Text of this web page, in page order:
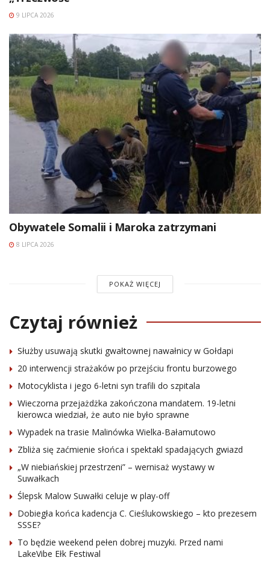
9 LIPCA 2026
Obywatele Somalii i Maroka zatrzymani
8 LIPCA 2026
POKAŻ WIĘCEJ
Czytaj również
Służby usuwają skutki gwałtownej nawałnicy w Gołdapi
20 interwencji strażaków po przejściu frontu burzowego
Motocyklista i jego 6-letni syn trafili do szpitala
Wieczorna przejażdżka zakończona mandatem. 19-letni
kierowca wiedział, że auto nie było sprawne
Wypadek na trasie Malinówka Wielka-Bałamutowo
Zbliża się zaćmienie słońca i spektakl spadających gwiazd
„W niebiańskiej przestrzeni” – wernisaż wystawy w
Suwałkach
Ślepsk Malow Suwałki celuje w play-off
Dobiegła końca kadencja C. Cieślukowskiego – kto prezesem
SSSE?
To będzie weekend pełen dobrej muzyki. Przed nami
LakeVibe Ełk Festiwal